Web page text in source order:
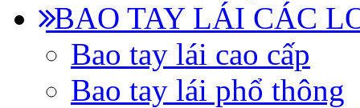
BAO TAY LÁI CÁC
Bao tay lái cao cấp
Bao tay lái phổ thông